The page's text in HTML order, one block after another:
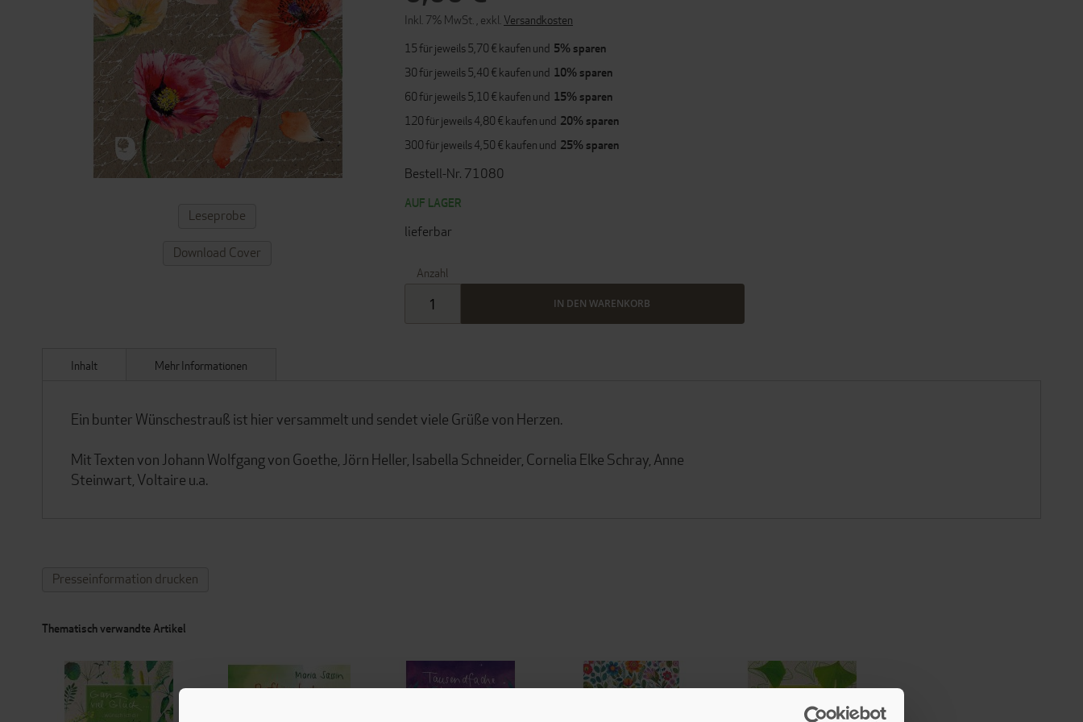
Inkl. 7% MwSt. , exkl. Versandkosten
15 für jeweils5,70 € kaufen und 5% sparen
30 für jeweils5,40 € kaufen und 10% sparen
60 für jeweils5,10 € kaufen und 15% sparen
120 für jeweils4,80 € kaufen und 20% sparen
300 für jeweils4,50 € kaufen und 25% sparen
Bestell-Nr. 71080
AUF LAGER
lieferbar
Anzahl
IN DEN WARENKORB
ZUM
ANFANG
BILDERGALERIE
Leseprobe
Download Cover
Inhalt
Ein bunter Wünschestrauß ist hier versammelt und sendet viele Grüße von Herzen.
Mit Texten von Johann Wolfgang von Goethe, Jörn Heller, Isabella Schneider, Cornelia Elke Schray, Anne
Steinwart, Voltaire u.a.
Mehr Informationen
Presseinformation drucken
Thematisch verwandte Artikel